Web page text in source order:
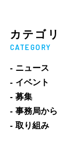
カテゴリ
CATEGORY
- ニュース
- イベント
- 募集
- 事務局から
- 取り組み